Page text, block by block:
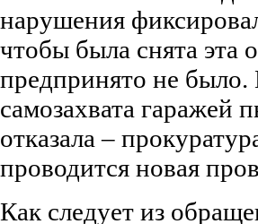
нарушения
чтобы была снята эта
предпринято не
самозахвата гаражей
отказала –
проводится новая
Как следует из